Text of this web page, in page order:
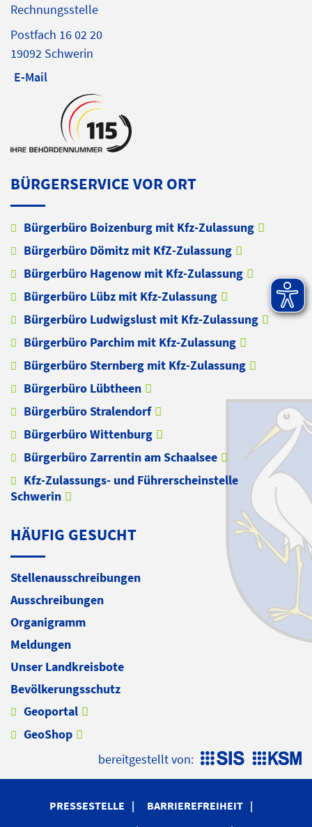
Rechnungsstelle
Postfach 16 02 20
19092 Schwerin
E-Mail
BÜRGERSERVICE VOR ORT
Bürgerbüro Boizenburg mit Kfz-Zulassung
Bürgerbüro Dömitz mit KfZ-Zulassung
Bürgerbüro Hagenow mit Kfz-Zulassung
Bürgerbüro Lübz mit Kfz-Zulassung
Bürgerbüro Ludwigslust mit Kfz-Zulassung
Bürgerbüro Parchim mit Kfz-Zulassung
Bürgerbüro Sternberg mit Kfz-Zulassung
Bürgerbüro Lübtheen
Bürgerbüro Stralendorf
Bürgerbüro Wittenburg
Bürgerbüro Zarrentin am Schaalsee
Kfz-Zulassungs- und Führerscheinstelle
Schwerin
HÄUFIG GESUCHT
Stellenausschreibungen
Ausschreibungen
Organigramm
Meldungen
Unser Landkreisbote
Bevölkerungsschutz
Geoportal
GeoShop
bereitgestellt von:
PRESSESTELLE
BARRIEREFREIHEIT